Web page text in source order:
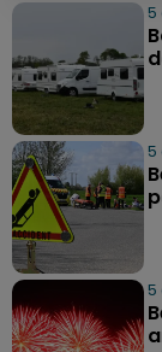
5
5
5